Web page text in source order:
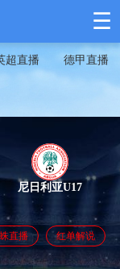
☰
超直播 德甲直播
尼日利亚U17
直播 红单解说